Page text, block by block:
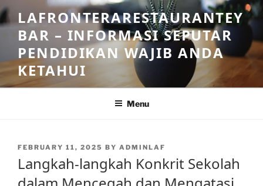
Skip
to
content
LAFRONTERARESTAURANTEY
BAR – INFORMASI SEPUTAR
PENDIDIKAN WAJIB ANDA
KETAHUI
Menu
POSTED
FEBRUARY 11, 2025 BY ADMINLAF
Langkah-langkah Konkrit Sekolah